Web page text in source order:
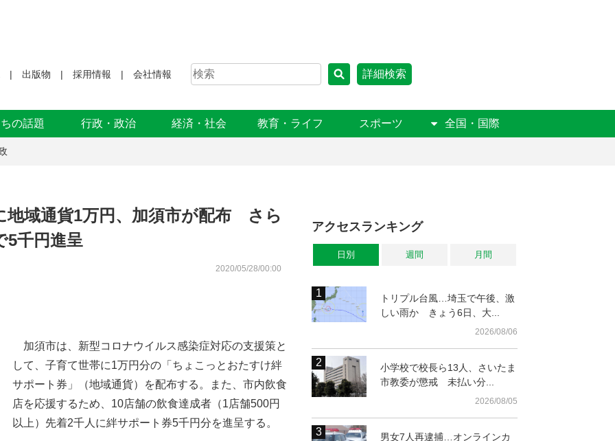
出版物 採用情報 会社情報 詳細検索
ちの話題 行政・政治 経済・社会 教育・ライフ スポーツ 全国・国際
地域通貨1万円、加須市が配布 さら
5千円進呈
2020/05/28/00:00
加須市は、新型コロナウイルス感染症対応の支援策と
して、子育て世帯に1万円分の「ちょこっとおたすけ絆
サポート券」（地域通貨）を配布する。また、市内飲食
店を応援するため、10店舗の飲食達成者（1店舗500円
以上）先着2千人に絆サポート券5千円分を進呈する。
アクセスランキング
日別 週間 月間
トリプル台風…埼玉で午後、激
しい雨か きょう6日、大...
2026/08/06
小学校で校長ら13人、さいたま
市教委が懲戒 未払い分...
2026/08/05
男女7人再逮捕…オンラインカ